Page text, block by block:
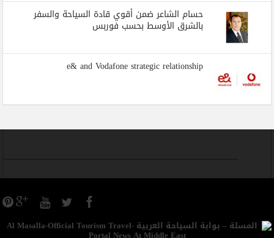
حسام الشاعر ضمن أقوي قادة السياحة والسفر
بالشرق الأوسط بحسب فوربس
e& and Vodafone strategic relationship